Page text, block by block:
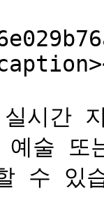
시간
술 또
수 있